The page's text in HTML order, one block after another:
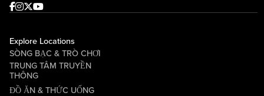
Facebook
Instagram
Twitter
Youtube
Explore Locations
SÒNG BẠC & TRÒ CHƠI
TRUNG TÂM TRUYỀN
THÔNG
ĐỒ ĂN & THỨC UỐNG